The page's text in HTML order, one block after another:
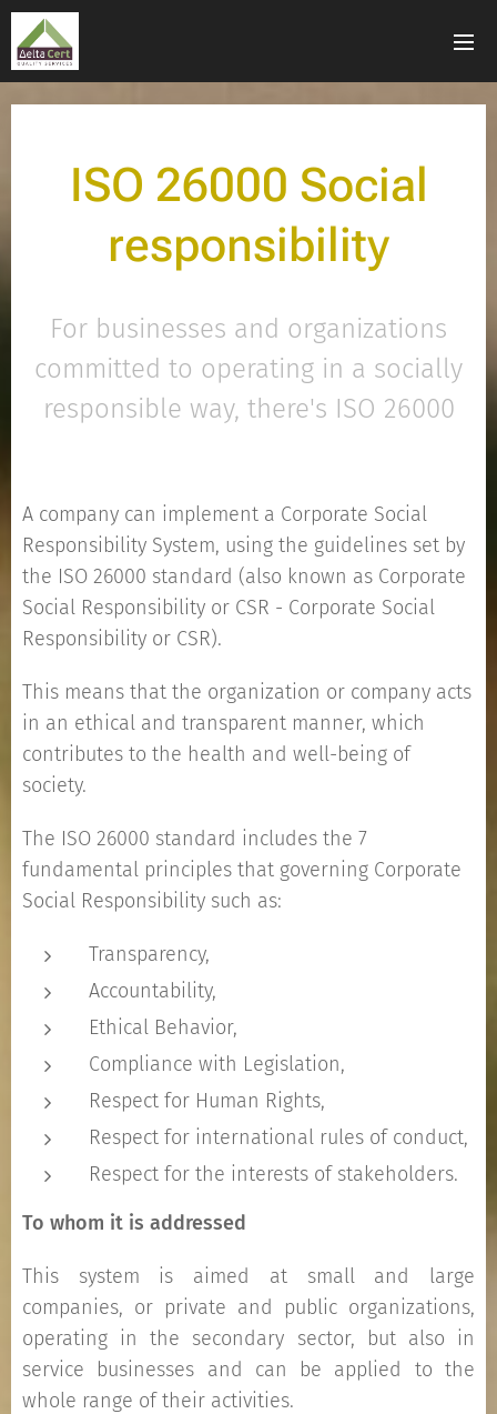
ISO 26000 Social
responsibility
For businesses and organizations
committed to operating in a socially
responsible way, there's ISO 26000
A company can implement a Corporate Social
Responsibility System, using the guidelines set by
the ISO 26000 standard (also known as Corporate
Social Responsibility or CSR - Corporate Social
Responsibility or CSR).
This means that the organization or company acts
in an ethical and transparent manner, which
contributes to the health and well-being of
society.
The ISO 26000 standard includes the 7
fundamental principles that governing Corporate
Social Responsibility such as:
Transparency,
Accountability,
Ethical Behavior,
Compliance with Legislation,
Respect for Human Rights,
Respect for international rules of conduct,
Respect for the interests of stakeholders.
Το whom it is addressed
This system is aimed at small and large
companies, or private and public organizations,
operating in the secondary sector, but also in
service businesses and can be applied to the
whole range of their activities.